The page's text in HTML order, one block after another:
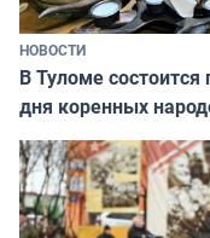
НОВОСТИ
В Туломе
дня коренных